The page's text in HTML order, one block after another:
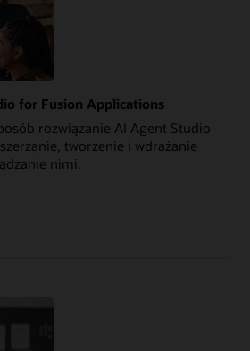
for Fusion Applications
rozwiązanie AI Agent Studio
tworzenie i wdrażanie
nimi.